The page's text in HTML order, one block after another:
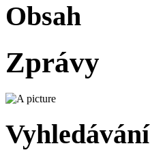
Obsah
Zprávy
Vyhledávání